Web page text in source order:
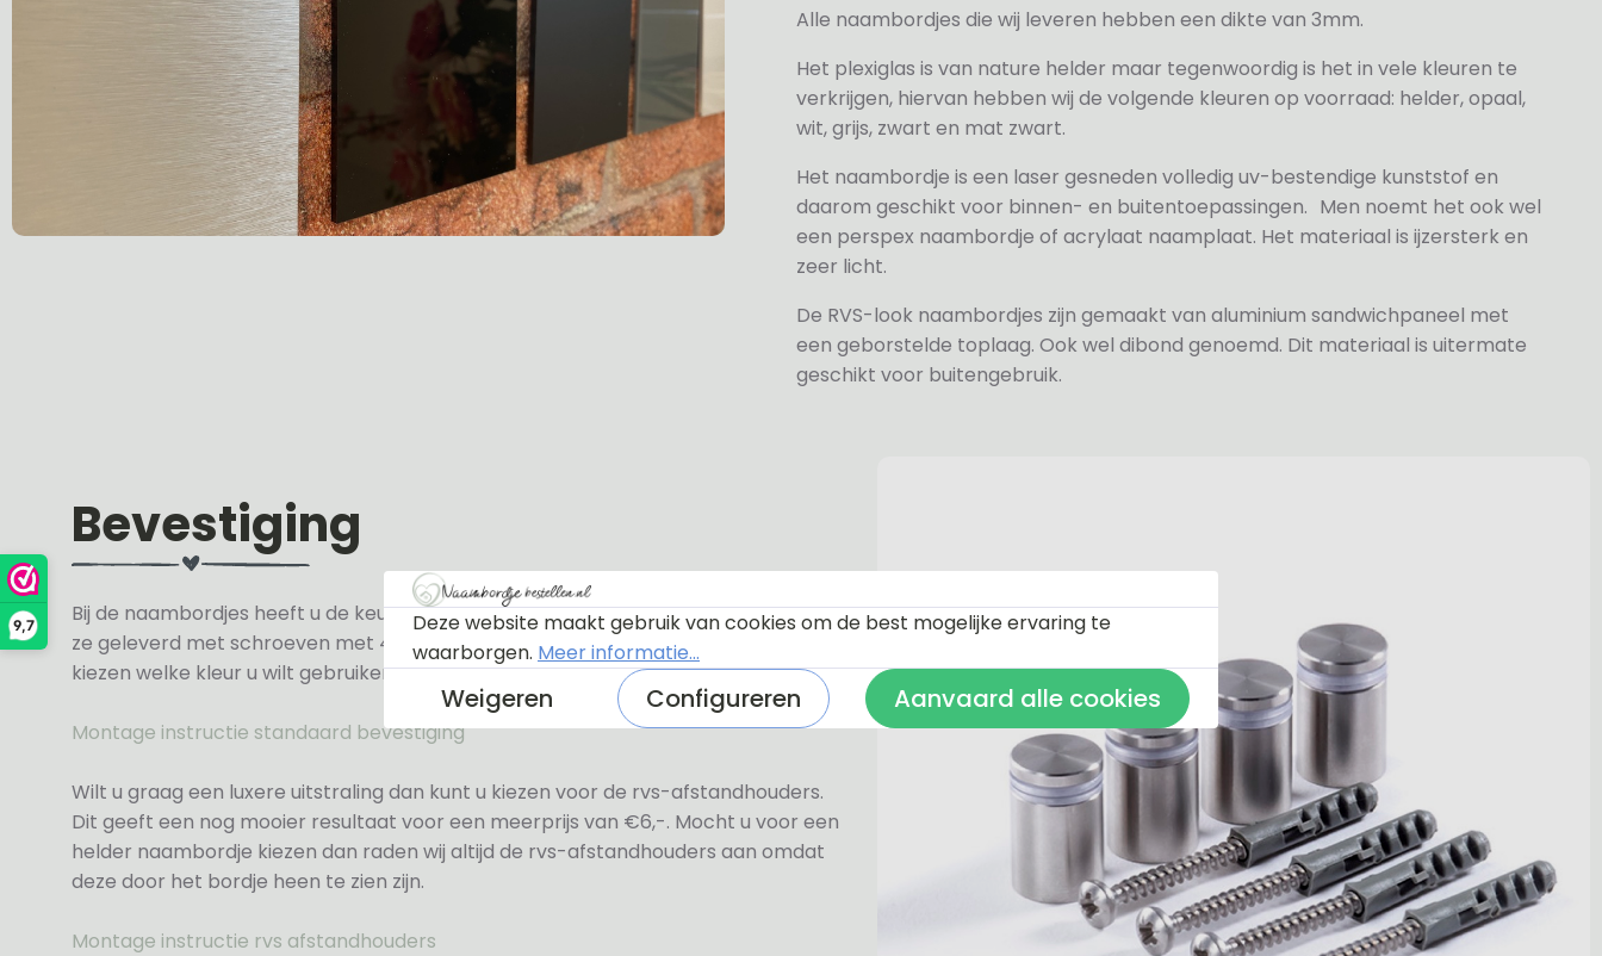
9,7
Alle naambordjes die wij leveren hebben een dikte van 3mm.
Het plexiglas is van nature helder maar tegenwoordig is het in vele kleuren te
verkrijgen, hiervan hebben wij de volgende kleuren op voorraad: helder, opaal,
wit, grijs, zwart en mat zwart.
Het naambordje is een laser gesneden volledig uv-bestendige kunststof en
daarom geschikt voor binnen- en buitentoepassingen. Men noemt het ook wel
een perspex naambordje of acrylaat naamplaat. Het materiaal is ijzersterk en
zeer licht.
De RVS-look naambordjes zijn gemaakt van aluminium sandwichpaneel met
een geborstelde toplaag. Ook wel dibond genoemd. Dit materiaal is uitermate
geschikt voor buitengebruik.
Bevestiging
Bij de naambordjes heeft u de keuze uit 3 soorten bevestiging. Standaard worden
ze geleverd met schroeven met 4 zwarte en 4 witte afdekdopjes zodat u zelf kunt
kiezen welke kleur u wilt gebruiken.
Montage instructie standaard bevestiging
Wilt u graag een luxere uitstraling dan kunt u kiezen voor de rvs-afstandhouders.
Dit geeft een nog mooier resultaat voor een meerprijs van €6,-. Mocht u voor een
helder naambordje kiezen dan raden wij altijd de rvs-afstandhouders aan omdat
deze door het bordje heen te zien zijn.
Montage instructie rvs afstandhouders
Deze website maakt gebruik van cookies om de best mogelijke ervaring te
waarborgen. Meer informatie...
Weigeren Configureren Aanvaard alle cookies